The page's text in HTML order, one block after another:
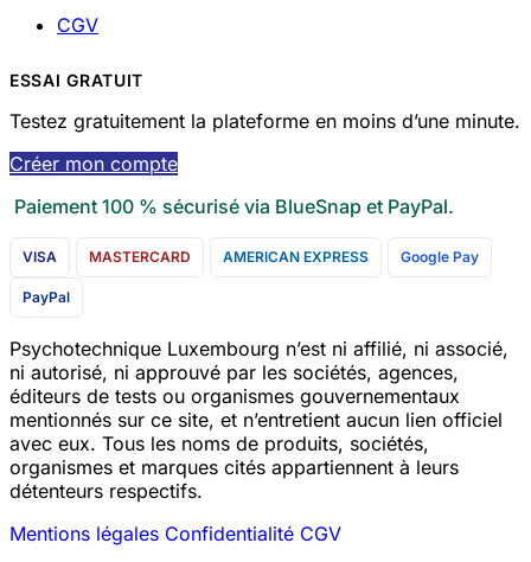
CGV
ESSAI GRATUIT
Testez gratuitement la plateforme en moins d’une minute.
Créer mon compte
Paiement 100 % sécurisé via BlueSnap et PayPal.
VISA MASTERCARD AMERICAN EXPRESS Google Pay
PayPal
Psychotechnique Luxembourg n’est ni affilié, ni associé,
ni autorisé, ni approuvé par les sociétés, agences,
éditeurs de tests ou organismes gouvernementaux
mentionnés sur ce site, et n’entretient aucun lien officiel
avec eux. Tous les noms de produits, sociétés,
organismes et marques cités appartiennent à leurs
détenteurs respectifs.
Mentions légales Confidentialité CGV